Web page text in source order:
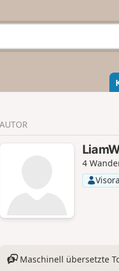
AUTOR
4
Maschinell übersetzte